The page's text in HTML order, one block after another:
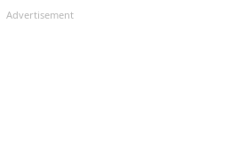
Advertisement